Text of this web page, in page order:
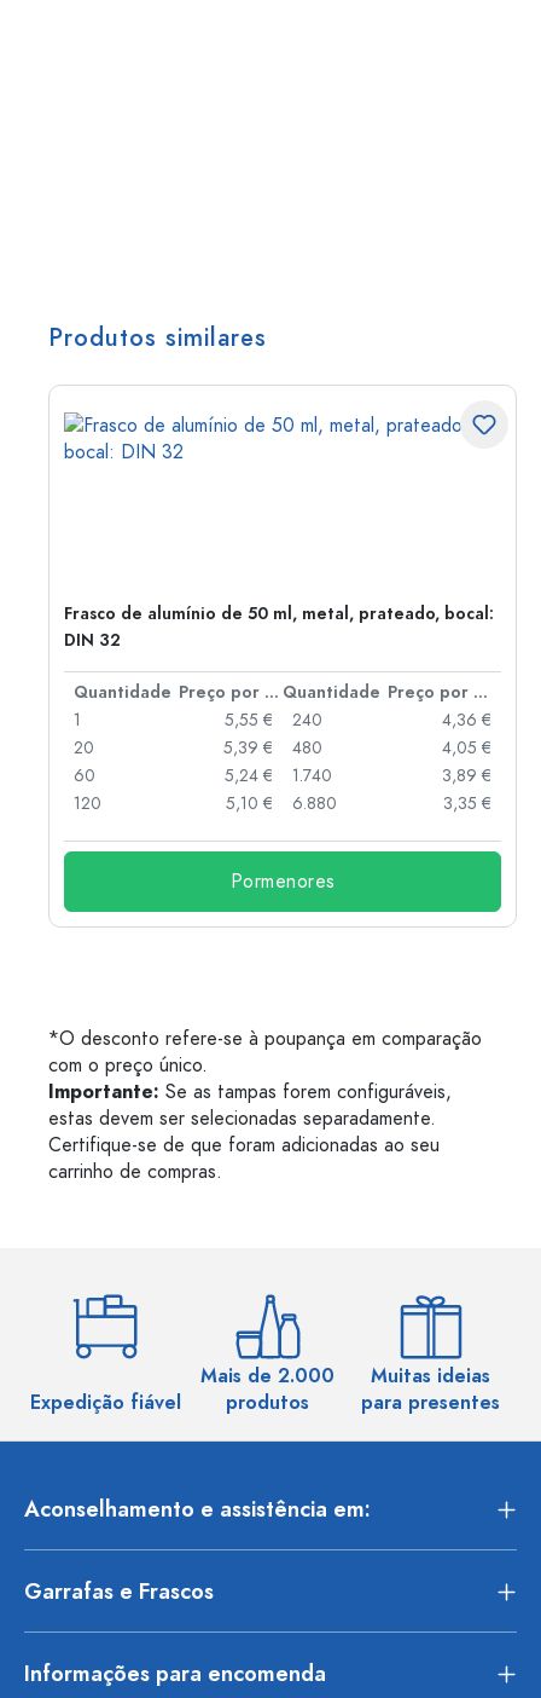
Produtos similares
Frasco de alumínio de 50 ml, metal, prateado, bocal:
DIN 32
Quantidade Preço por peça Quantidade
Preço por peça
1
5,55 €
20
5,39 €
60
5,24 €
120
5,10 €
240
4,36 €
480
4,05 €
1.740
3,89 €
6.880
3,35 €
Pormenores
*O desconto refere-se à poupança em comparação
com o preço único.
Importante: Se as tampas forem configuráveis,
estas devem ser selecionadas separadamente.
Certifique-se de que foram adicionadas ao seu
carrinho de compras.
Expedição fiável
Mais de 2.000
produtos
Muitas ideias
para presentes
Aconselhamento e assistência em:
Garrafas e Frascos
Informações para encomenda